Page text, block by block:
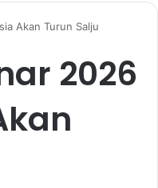
Akan Turun Salju
2026